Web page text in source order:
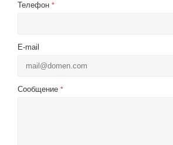
Телефон *
E-mail
Сообщение *